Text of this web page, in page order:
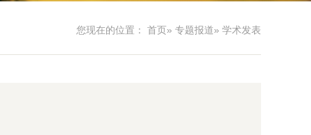
您现在的位置： 首页» 专题报道» 学术发表